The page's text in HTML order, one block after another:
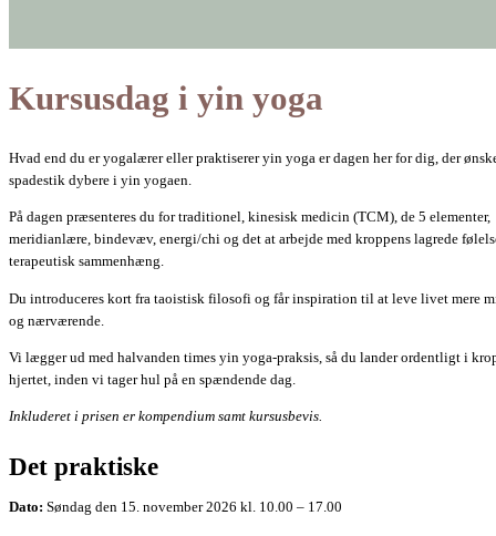
Kursusdag i yin yoga
Hvad end du er yogalærer eller praktiserer yin yoga er dagen her for dig, der
spadestik dybere i yin yogaen.
På dagen præsenteres du for traditionel, kinesisk medicin (TCM), de 5 elementer,
meridianlære, bindevæv, energi/chi og det at arbejde med kroppens lagrede
terapeutisk sammenhæng.
Du introduceres kort fra taoistisk filosofi og får inspiration til at leve livet mere
og nærværende.
Vi lægger ud med halvanden times yin yoga-praksis, så du lander ordentligt i
hjertet, inden vi tager hul på en spændende dag.
Inkluderet i prisen er kompendium samt kursusbevis.
Det praktiske
Dato: Søndag den 15. november 2026 kl. 10.00 – 17.00